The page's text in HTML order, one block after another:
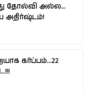
தோல்வி அல்ல…
அதிர்ஷ்டம்!
கர்ப்பம்…22